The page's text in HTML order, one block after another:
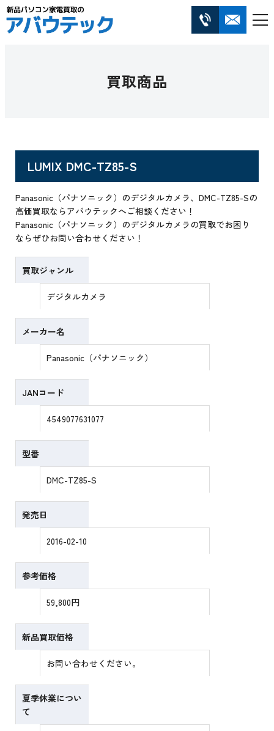
買取商品
LUMIX DMC-TZ85-S
Panasonic（パナソニック）のデジタルカメラ、DMC-TZ85-Sの
高価買取ならアバウテックへご相談ください！
Panasonic（パナソニック）のデジタルカメラの買取でお困り
ならぜひお問い合わせください！
買取ジャンル
デジタルカメラ
メーカー名
Panasonic（パナソニック）
JANコード
4549077631077
型番
DMC-TZ85-S
発売日
2016-02-10
参考価格
59,800円
新品買取価格
お問い合わせください。
夏季休業につい
て